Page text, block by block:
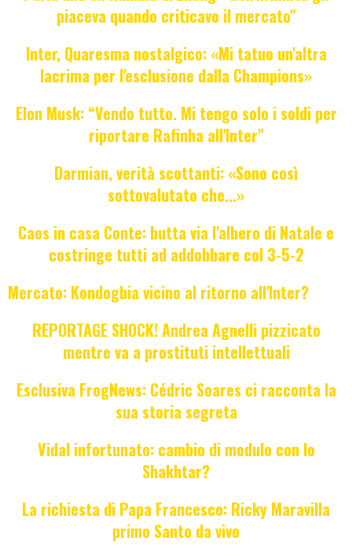
piaceva quando criticavo il mercato"
Inter, Quaresma nostalgico: «Mi tatuo un'altra
lacrima per l'esclusione dalla Champions»
Elon Musk: “Vendo tutto. Mi tengo solo i soldi per
riportare Rafinha all'Inter"
Darmian, verità scottanti: «Sono così
sottovalutato che...»
Caos in casa Conte: butta via l'albero di Natale e
costringe tutti ad addobbare col 3-5-2
Mercato: Kondogbia vicino al ritorno all'Inter?
REPORTAGE SHOCK! Andrea Agnelli pizzicato
mentre va a prostituti intellettuali
Esclusiva FrogNews: Cédric Soares ci racconta la
sua storia segreta
Vidal infortunato: cambio di modulo con lo
Shakhtar?
La richiesta di Papa Francesco: Ricky Maravilla
primo Santo da vivo